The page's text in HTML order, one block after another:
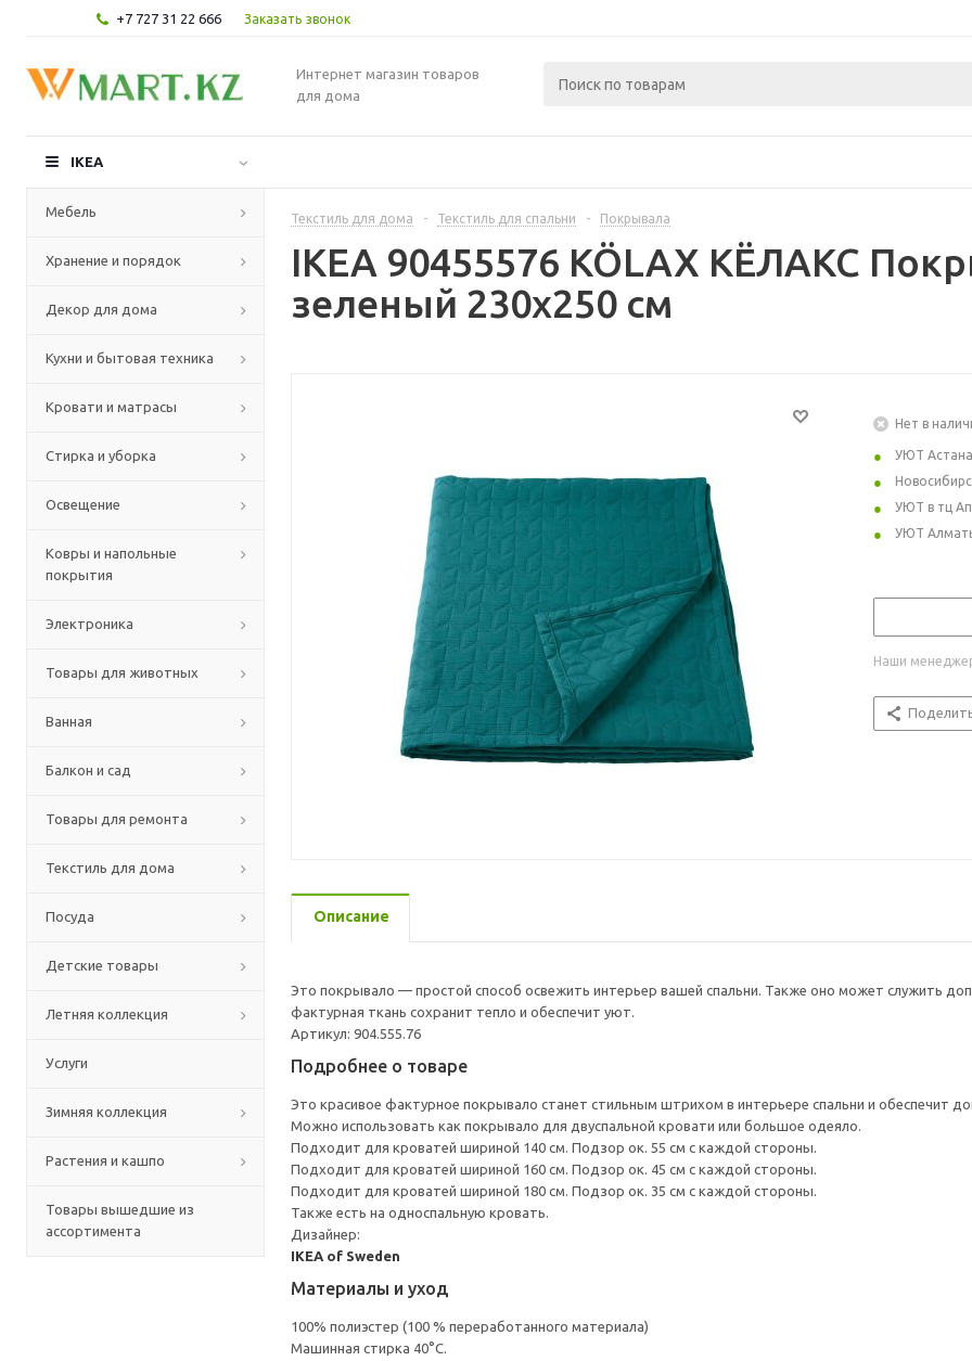
+7 727 31 22 666 Заказать звонок
Интернет магазин товаров
для дома
IKEA
Мебель
Хранение и порядок
Декор для дома
Кухни и бытовая техника
Кровати и матрасы
Стирка и уборка
Освещение
Ковры и напольные
покрытия
Электроника
Товары для животных
Ванная
Балкон и сад
Товары для ремонта
Текстиль для дома
Посуда
Детские товары
Летняя коллекция
Услуги
Зимняя коллекция
Растения и кашпо
Товары вышедшие из
ассортимента
Текстиль для дома - Текстиль для спальни - Покрывала
IKEA 90455576 KÖLAX КЁЛАКС
зеленый 230x250 см
Нет в
УЮТ Астана
УЮТ в тц
УЮТ
Наши
Описание
Это покрывало — простой способ освежить интерьер вашей спальни. Также оно может служить
фактурная ткань сохранит тепло и обеспечит уют.
Артикул: 904.555.76
Подробнее о товаре
Это красивое фактурное покрывало станет стильным штрихом в интерьере спальни и обеспечит
Можно использовать как покрывало для двуспальной кровати или большое одеяло.
Подходит для кроватей шириной 140 см. Подзор ок. 55 см с каждой стороны.
Подходит для кроватей шириной 160 см. Подзор ок. 45 см с каждой стороны.
Подходит для кроватей шириной 180 см. Подзор ок. 35 см с каждой стороны.
Также есть на односпальную кровать.
Дизайнер:
IKEA of Sweden
Материалы и уход
100% полиэстер (100 % переработанного материала)
Машинная стирка 40°С.